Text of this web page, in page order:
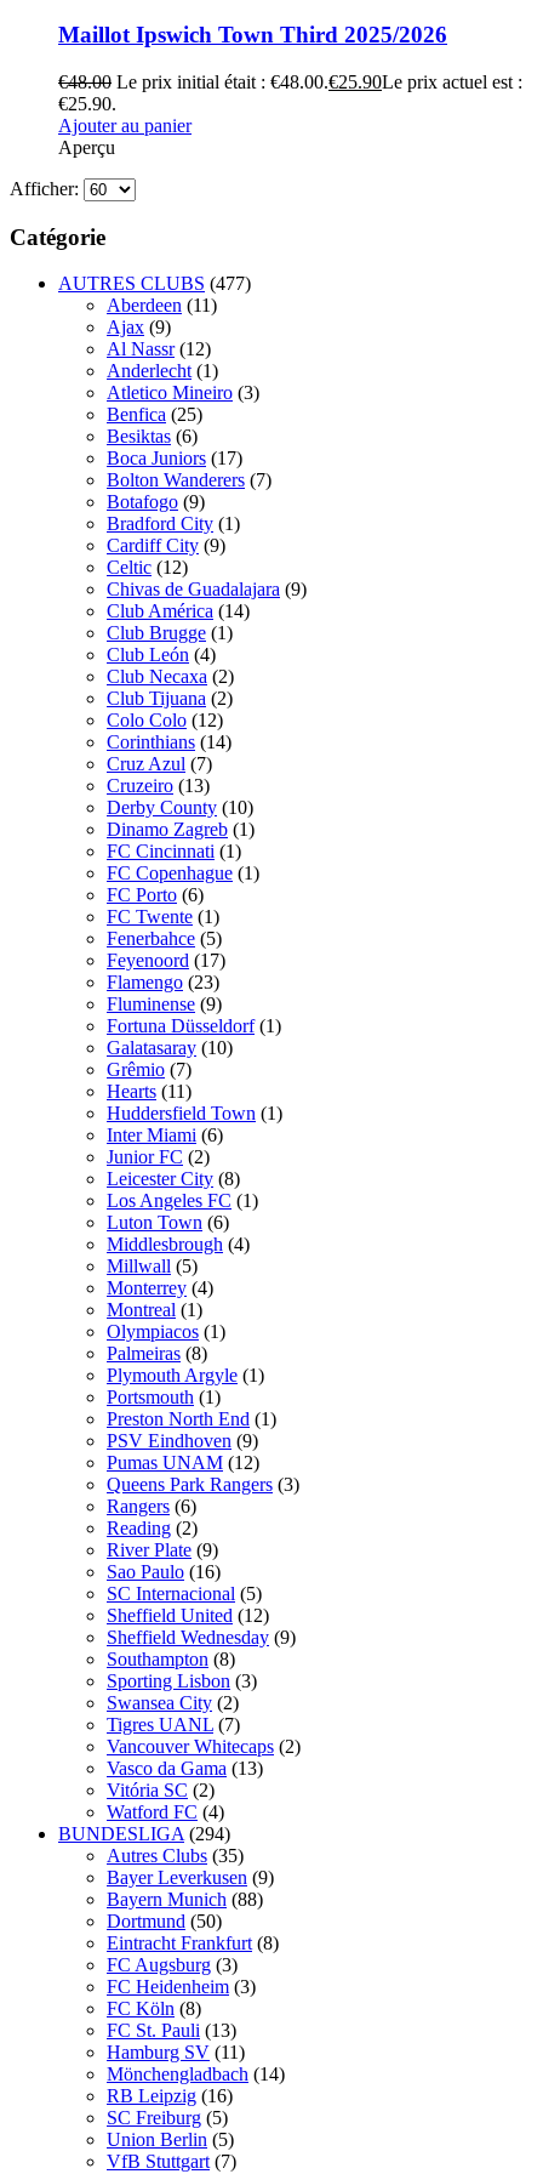
Maillot Ipswich Town Third 2025/2026
€48.00 Le prix initial était : €48.00.€25.90Le prix actuel est :
€25.90.
Ajouter au panier
Aperçu
Afficher:
Catégorie
AUTRES CLUBS (477)
Aberdeen (11)
Ajax (9)
Al Nassr (12)
Anderlecht (1)
Atletico Mineiro (3)
Benfica (25)
Besiktas (6)
Boca Juniors (17)
Bolton Wanderers (7)
Botafogo (9)
Bradford City (1)
Cardiff City (9)
Celtic (12)
Chivas de Guadalajara (9)
Club América (14)
Club Brugge (1)
Club León (4)
Club Necaxa (2)
Club Tijuana (2)
Colo Colo (12)
Corinthians (14)
Cruz Azul (7)
Cruzeiro (13)
Derby County (10)
Dinamo Zagreb (1)
FC Cincinnati (1)
FC Copenhague (1)
FC Porto (6)
FC Twente (1)
Fenerbahce (5)
Feyenoord (17)
Flamengo (23)
Fluminense (9)
Fortuna Düsseldorf (1)
Galatasaray (10)
Grêmio (7)
Hearts (11)
Huddersfield Town (1)
Inter Miami (6)
Junior FC (2)
Leicester City (8)
Los Angeles FC (1)
Luton Town (6)
Middlesbrough (4)
Millwall (5)
Monterrey (4)
Montreal (1)
Olympiacos (1)
Palmeiras (8)
Plymouth Argyle (1)
Portsmouth (1)
Preston North End (1)
PSV Eindhoven (9)
Pumas UNAM (12)
Queens Park Rangers (3)
Rangers (6)
Reading (2)
River Plate (9)
Sao Paulo (16)
SC Internacional (5)
Sheffield United (12)
Sheffield Wednesday (9)
Southampton (8)
Sporting Lisbon (3)
Swansea City (2)
Tigres UANL (7)
Vancouver Whitecaps (2)
Vasco da Gama (13)
Vitória SC (2)
Watford FC (4)
BUNDESLIGA (294)
Autres Clubs (35)
Bayer Leverkusen (9)
Bayern Munich (88)
Dortmund (50)
Eintracht Frankfurt (8)
FC Augsburg (3)
FC Heidenheim (3)
FC Köln (8)
FC St. Pauli (13)
Hamburg SV (11)
Mönchengladbach (14)
RB Leipzig (16)
SC Freiburg (5)
Union Berlin (5)
VfB Stuttgart (7)